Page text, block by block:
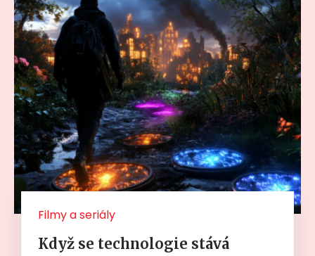
Filmy a seriály
Když se technologie stává